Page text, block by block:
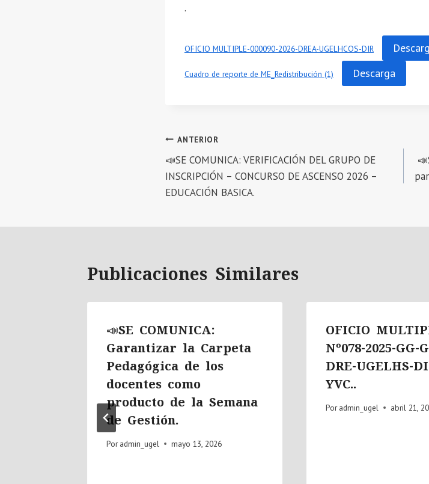
.
OFICIO MULTIPLE-000090-2026-DREA-UGELHCOS-DIR
Cuadro de reporte de ME_Redistribución (1) Descarga
Navegación
de
entradas
ANTERIOR
📣SE COMUNICA: VERIFICACIÓN DEL GRUPO DE
INSCRIPCIÓN – CONCURSO DE ASCENSO 2026 –
EDUCACIÓN BASICA.
Publicaciones Similares
📣SE COMUNICA:
Garantizar la Carpeta
Pedagógica de los
docentes como
producto de la Semana
de Gestión.
Por admin_ugel mayo 13, 2026
OFICIO
Nº078-2025-GG-
DRE-UGELHS-
YVC..
Por admin_ugel abril 21,